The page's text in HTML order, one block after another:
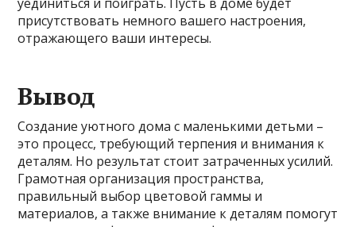
присутствовать немного вашего настроения,
отражающего ваши интересы.
Вывод
Создание уютного дома с маленькими детьми –
это процесс, требующий терпения и внимания к
деталям. Но результат стоит затраченных усилий.
Грамотная организация пространства,
правильный выбор цветовой гаммы и
материалов, а также внимание к деталям помогут